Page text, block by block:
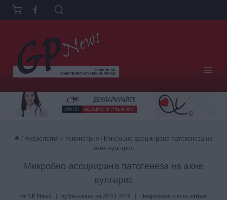
Към
съдържанието
/ Неврология и психиатрия / Микробно-асоциирана патогенеза на
акне вулгарис
Микробно-асоциирана патогенеза на акне
вулгарис
от GP News публикувано на 28.01.2019 Неврология и психиатрия